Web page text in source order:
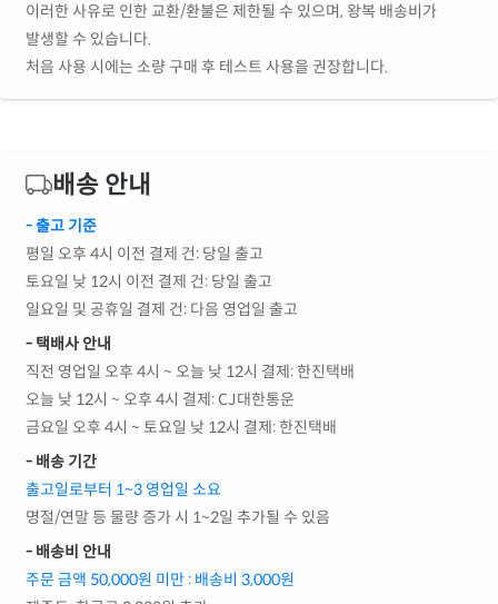
이러한 사유로 인한 교환/환불은 제한될 수 있으며, 왕복 배송비가
발생할 수 있습니다.
처음 사용 시에는 소량 구매 후 테스트 사용을 권장합니다.
배송 안내
- 출고 기준
평일 오후 4시 이전 결제 건: 당일 출고
토요일 낮 12시 이전 결제 건: 당일 출고
일요일 및 공휴일 결제 건: 다음 영업일 출고
- 택배사 안내
직전 영업일 오후 4시 ~ 오늘 낮 12시 결제: 한진택배
오늘 낮 12시 ~ 오후 4시 결제: CJ대한통운
금요일 오후 4시 ~ 토요일 낮 12시 결제: 한진택배
- 배송 기간
출고일로부터 1~3 영업일 소요
명절/연말 등 물량 증가 시 1~2일 추가될 수 있음
- 배송비 안내
주문 금액 50,000원 미만 : 배송비 3,000원